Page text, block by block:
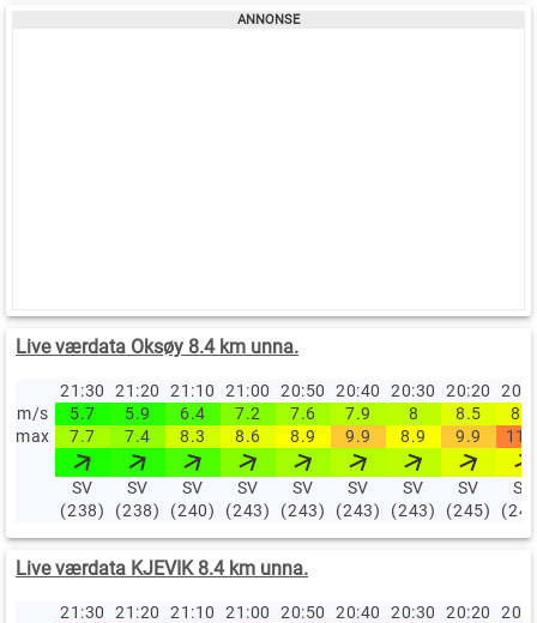
Live værdata Oksøy 8.4 km unna.
21:30 21:20 21:10 21:00 20:50 20:40 20:30 20:20
m/s
5.7 5.9 6.4 7.2 7.6 7.9 8 8.5
8.7
max
7.7 7.4 8.3 8.6 8.9 9.9 8.9 9.9
SV
(238)
SV
(238)
SV
(240)
SV
(243)
SV
(243)
SV
(243)
SV
(243)
SV
(245)
SV
Live værdata KJEVIK 8.4 km unna.
21:30 21:20 21:10 21:00 20:50 20:40 20:30 20:20